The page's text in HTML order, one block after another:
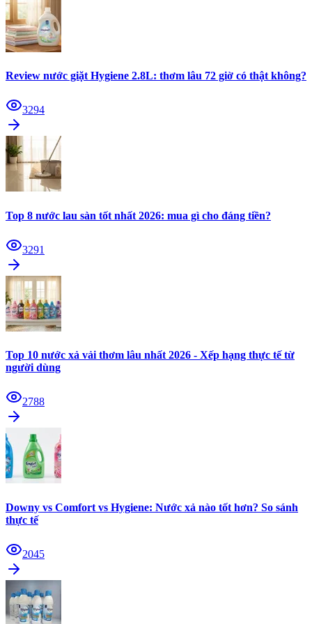
Review nước giặt Hygiene 2.8L: thơm lâu 72 giờ có thật không?
3294
Top 8 nước lau sàn tốt nhất 2026: mua gì cho đáng tiền?
3291
Top 10 nước xả vải thơm lâu nhất 2026 - Xếp hạng thực tế từ
người dùng
2788
Downy vs Comfort vs Hygiene: Nước xả nào tốt hơn? So sánh
thực tế
2045